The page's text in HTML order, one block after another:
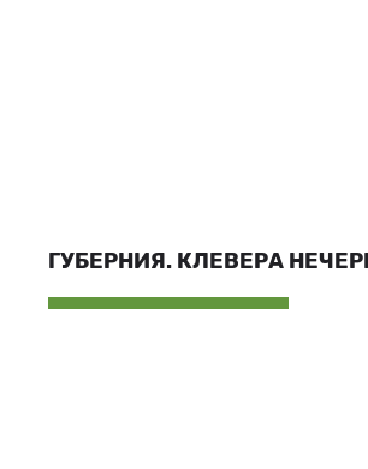
ГУБЕРНИЯ. КЛЕВЕРА